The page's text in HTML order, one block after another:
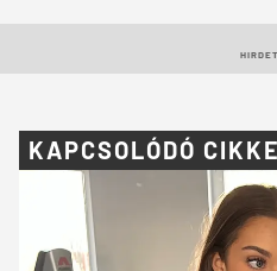
KAPCSOLÓDÓ